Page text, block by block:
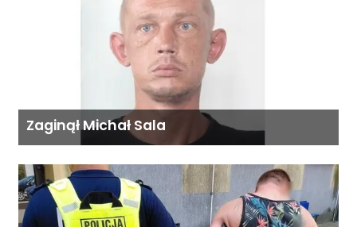
Zaginął Michał Sala